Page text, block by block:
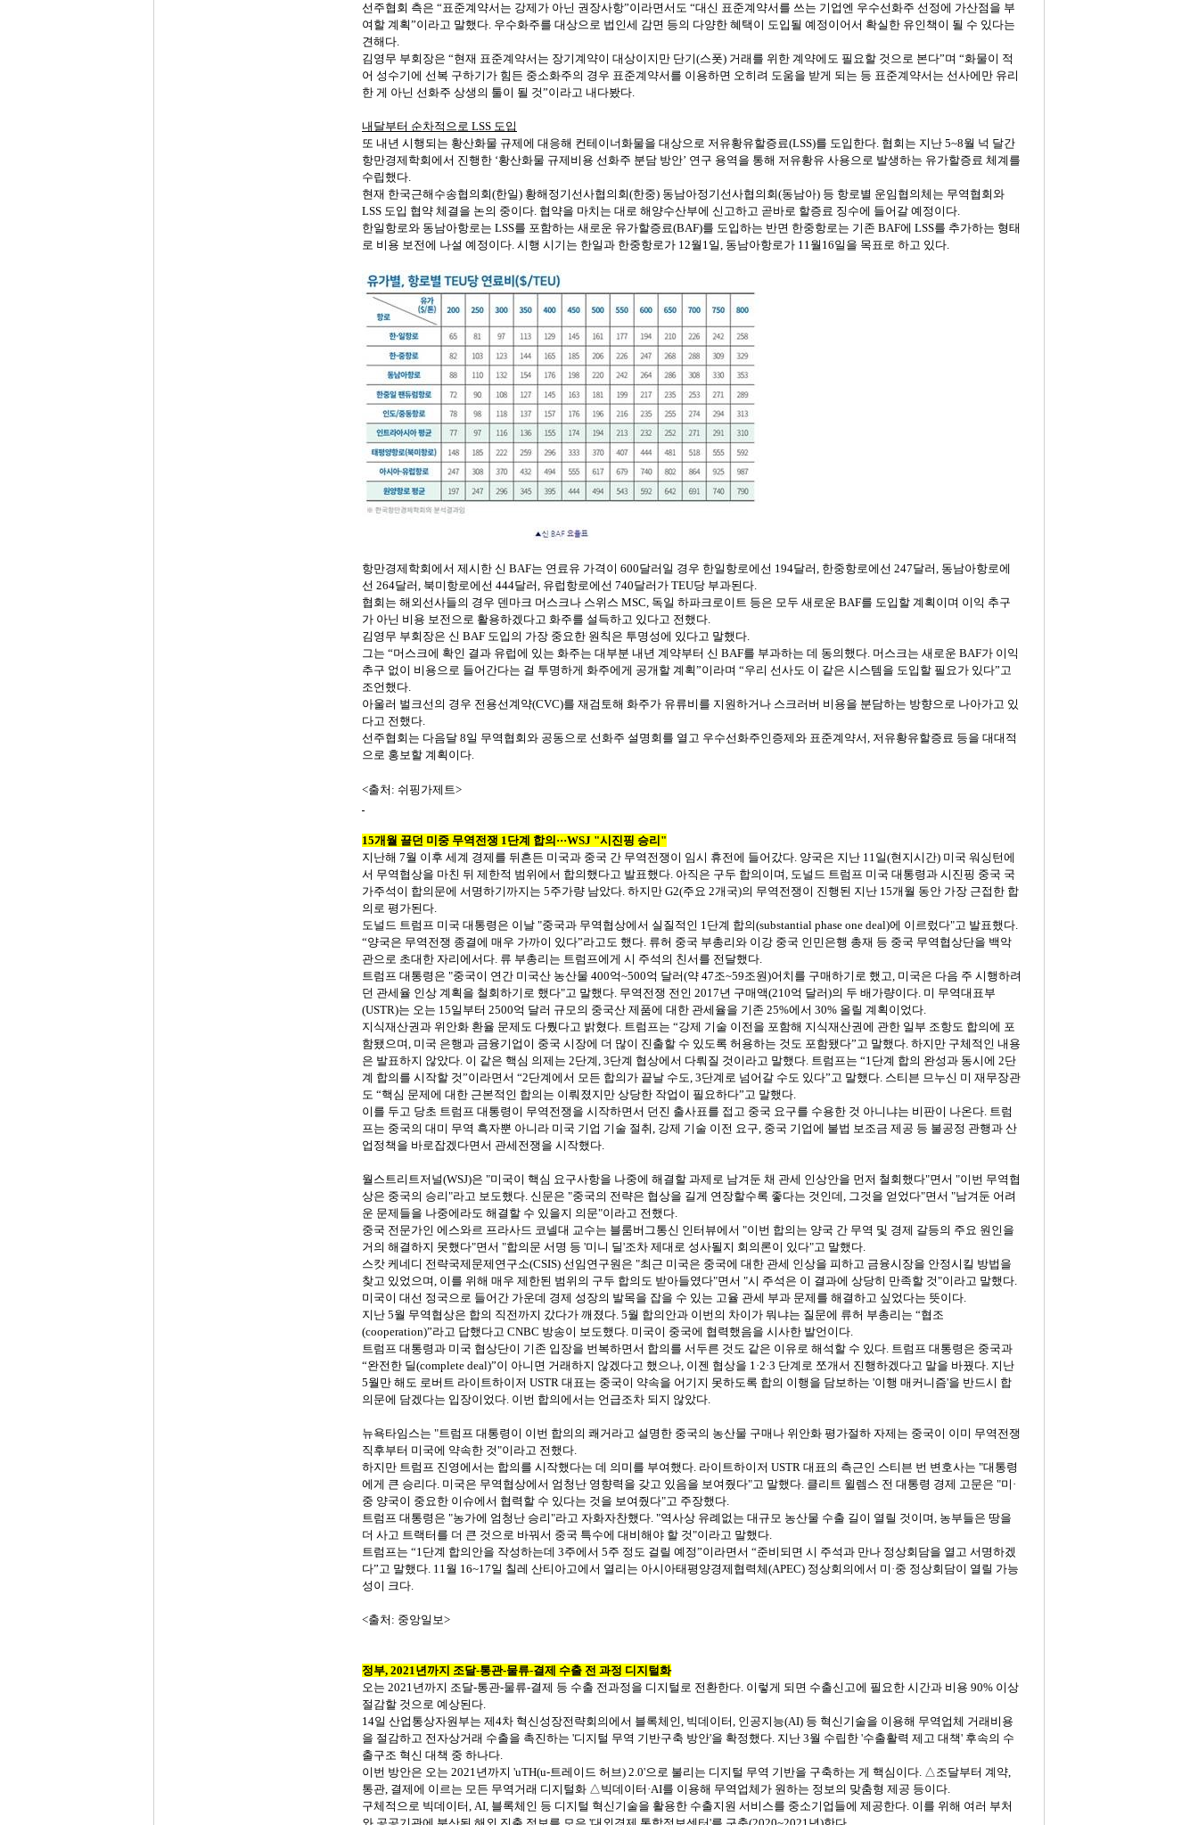
선주협회 측은 “표준계약서는 강제가 아닌 권장사항”이라면서도 “대신 표준계약서를 쓰는 기업엔 우수선화주 선정에 가산점을 부
여할 계획”이라고 말했다. 우수화주를 대상으로 법인세 감면 등의 다양한 혜택이 도입될 예정이어서 확실한 유인책이 될 수 있다는
견해다.
김영무 부회장은 “현재 표준계약서는 장기계약이 대상이지만 단기(스폿) 거래를 위한 계약에도 필요할 것으로 본다”며 “화물이 적
어 성수기에 선복 구하기가 힘든 중소화주의 경우 표준계약서를 이용하면 오히려 도움을 받게 되는 등 표준계약서는 선사에만 유리
한 게 아닌 선화주 상생의 툴이 될 것”이라고 내다봤다.
내달부터 순차적으로 LSS 도입
또 내년 시행되는 황산화물 규제에 대응해 컨테이너화물을 대상으로 저유황유할증료(LSS)를 도입한다. 협회는 지난 5~8월 넉 달간
항만경제학회에서 진행한 ‘황산화물 규제비용 선화주 분담 방안’ 연구 용역을 통해 저유황유 사용으로 발생하는 유가할증료 체계를
수립했다.
현재 한국근해수송협의회(한일) 황해정기선사협의회(한중) 동남아정기선사협의회(동남아) 등 항로별 운임협의체는 무역협회와
LSS 도입 협약 체결을 논의 중이다. 협약을 마치는 대로 해양수산부에 신고하고 곧바로 할증료 징수에 들어갈 예정이다.
한일항로와 동남아항로는 LSS를 포함하는 새로운 유가할증료(BAF)를 도입하는 반면 한중항로는 기존 BAF에 LSS를 추가하는 형태
로 비용 보전에 나설 예정이다. 시행 시기는 한일과 한중항로가 12월 1일, 동남아항로가 11월 16일을 목표로 하고 있다.
항만경제학회에서 제시한 신 BAF는 연료유 가격이 600달러일 경우 한일항로에선 194달러, 한중항로에선 247달러, 동남아항로에
선 264달러, 북미항로에선 444달러, 유럽항로에선 740달러가 TEU당 부과된다.
협회는 해외선사들의 경우 덴마크 머스크나 스위스 MSC, 독일 하파크로이트 등은 모두 새로운 BAF를 도입할 계획이며 이익 추구
가 아닌 비용 보전으로 활용하겠다고 화주를 설득하고 있다고 전했다.
김영무 부회장은 신 BAF 도입의 가장 중요한 원칙은 투명성에 있다고 말했다.
그는 “머스크에 확인 결과 유럽에 있는 화주는 대부분 내년 계약부터 신 BAF를 부과하는 데 동의했다. 머스크는 새로운 BAF가 이익
추구 없이 비용으로 들어간다는 걸 투명하게 화주에게 공개할 계획”이라며 “우리 선사도 이 같은 시스템을 도입할 필요가 있다”고
조언했다.
아울러 벌크선의 경우 전용선계약(CVC)를 재검토해 화주가 유류비를 지원하거나 스크러버 비용을 분담하는 방향으로 나아가고 있
다고 전했다.
선주협회는 다음달 8일 무역협회와 공동으로 선화주 설명회를 열고 우수선화주인증제와 표준계약서, 저유황유할증료 등을 대대적
으로 홍보할 계획이다.
<출처 : 쉬핑가제트>
15개월 끌던 미중 무역전쟁 1단계 합의 ···WSJ "시진핑 승리 "
지난해 7월 이후 세계 경제를 뒤흔든 미국과 중국 간 무역전쟁이 임시 휴전에 들어갔다. 양국은 지난 11일(현지시간) 미국 워싱턴에
서 무역협상을 마친 뒤 제한적 범위에서 합의했다고 발표했다. 아직은 구두 합의이며, 도널드 트럼프 미국 대통령과 시진핑 중국 국
가주석이 합의문에 서명하기까지는 5주가량 남았다. 하지만 G2(주요 2개국)의 무역전쟁이 진행된 지난 15개월 동안 가장 근접한 합
의로 평가된다.
도널드 트럼프 미국 대통령은 이날 "중국과 무역협상에서 실질적인 1단계 합의(substantial phase one deal)에 이르렀다"고 발표했다.
“양국은 무역전쟁 종결에 매우 가까이 있다”라고도 했다. 류허 중국 부총리와 이강 중국 인민은행 총재 등 중국 무역협상단을 백악
관으로 초대한 자리에서다. 류 부총리는 트럼프에게 시 주석의 친서를 전달했다.
트럼프 대통령은 "중국이 연간 미국산 농산물 400억~500억 달러(약 47조~59조원)어치를 구매하기로 했고, 미국은 다음 주 시행하려
던 관세율 인상 계획을 철회하기로 했다"고 말했다. 무역전쟁 전인 2017년 구매액(210억 달러)의 두 배가량이다. 미 무역대표부
(USTR)는 오는 15일부터 2500억 달러 규모의 중국산 제품에 대한 관세율을 기존 25%에서 30% 올릴 계획이었다.
지식재산권과 위안화 환율 문제도 다뤘다고 밝혔다. 트럼프는 “강제 기술 이전을 포함해 지식재산권에 관한 일부 조항도 합의에 포
함됐으며, 미국 은행과 금융기업이 중국 시장에 더 많이 진출할 수 있도록 허용하는 것도 포함됐다”고 말했다. 하지만 구체적인 내용
은 발표하지 않았다. 이 같은 핵심 의제는 2단계, 3단계 협상에서 다뤄질 것이라고 말했다. 트럼프는 “1단계 합의 완성과 동시에 2단
계 합의를 시작할 것”이라면서 “2단계에서 모든 합의가 끝날 수도, 3단계로 넘어갈 수도 있다”고 말했다. 스티븐 므누신 미 재무장관
도 “핵심 문제에 대한 근본적인 합의는 이뤄졌지만 상당한 작업이 필요하다”고 말했다.
이를 두고 당초 트럼프 대통령이 무역전쟁을 시작하면서 던진 출사표를 접고 중국 요구를 수용한 것 아니냐는 비판이 나온다. 트럼
프는 중국의 대미 무역 흑자뿐 아니라 미국 기업 기술 절취, 강제 기술 이전 요구, 중국 기업에 불법 보조금 제공 등 불공정 관행과 산
업정책을 바로잡겠다면서 관세전쟁을 시작했다.
월스트리트저널(WSJ)은 "미국이 핵심 요구사항을 나중에 해결할 과제로 남겨둔 채 관세 인상안을 먼저 철회했다"면서 "이번 무역협
상은 중국의 승리"라고 보도했다. 신문은 "중국의 전략은 협상을 길게 연장할수록 좋다는 것인데, 그것을 얻었다"면서 "남겨둔 어려
운 문제들을 나중에라도 해결할 수 있을지 의문"이라고 전했다.
중국 전문가인 에스와르 프라사드 코넬대 교수는 블룸버그통신 인터뷰에서 "이번 합의는 양국 간 무역 및 경제 갈등의 주요 원인을
거의 해결하지 못했다"면서 "합의문 서명 등 '미니 딜'조차 제대로 성사될지 회의론이 있다"고 말했다.
스캇 케네디 전략국제문제연구소(CSIS) 선임연구원은 "최근 미국은 중국에 대한 관세 인상을 피하고 금융시장을 안정시킬 방법을
찾고 있었으며, 이를 위해 매우 제한된 범위의 구두 합의도 받아들였다"면서 "시 주석은 이 결과에 상당히 만족할 것"이라고 말했다.
미국이 대선 정국으로 들어간 가운데 경제 성장의 발목을 잡을 수 있는 고율 관세 부과 문제를 해결하고 싶었다는 뜻이다.
지난 5월 무역협상은 합의 직전까지 갔다가 깨졌다. 5월 합의안과 이번의 차이가 뭐냐는 질문에 류허 부총리는 “협조
(cooperation)”라고 답했다고 CNBC 방송이 보도했다. 미국이 중국에 협력했음을 시사한 발언이다.
트럼프 대통령과 미국 협상단이 기존 입장을 번복하면서 합의를 서두른 것도 같은 이유로 해석할 수 있다. 트럼프 대통령은 중국과
“완전한 딜(complete deal)”이 아니면 거래하지 않겠다고 했으나, 이젠 협상을 1·2·3 단계로 쪼개서 진행하겠다고 말을 바꿨다. 지난
5월만 해도 로버트 라이트하이저 USTR 대표는 중국이 약속을 어기지 못하도록 합의 이행을 담보하는 '이행 매커니즘'을 반드시 합
의문에 담겠다는 입장이었다. 이번 합의에서는 언급조차 되지 않았다.
뉴욕타임스는 "트럼프 대통령이 이번 합의의 쾌거라고 설명한 중국의 농산물 구매나 위안화 평가절하 자제는 중국이 이미 무역전쟁
직후부터 미국에 약속한 것"이라고 전했다.
하지만 트럼프 진영에서는 합의를 시작했다는 데 의미를 부여했다. 라이트하이저 USTR 대표의 측근인 스티븐 번 변호사는 "대통령
에게 큰 승리다. 미국은 무역협상에서 엄청난 영향력을 갖고 있음을 보여줬다"고 말했다. 클리트 윌렘스 전 대통령 경제 고문은 "미·
중 양국이 중요한 이슈에서 협력할 수 있다는 것을 보여줬다"고 주장했다.
트럼프 대통령은 "농가에 엄청난 승리"라고 자화자찬했다. "역사상 유례없는 대규모 농산물 수출 길이 열릴 것이며, 농부들은 땅을
더 사고 트랙터를 더 큰 것으로 바꿔서 중국 특수에 대비해야 할 것"이라고 말했다.
트럼프는 “1단계 합의안을 작성하는데 3주에서 5주 정도 걸릴 예정”이라면서 “준비되면 시 주석과 만나 정상회담을 열고 서명하겠
다”고 말했다. 11월 16~17일 칠레 산티아고에서 열리는 아시아태평양경제협력체(APEC) 정상회의에서 미·중 정상회담이 열릴 가능
성이 크다.
<출처 : 중앙일보>
정부, 2021년까지 조달-통관-물류-결제 수출 전 과정 디지털화
오는 2021년까지 조달-통관-물류-결제 등 수출 전과정을 디지털로 전환한다. 이렇게 되면 수출신고에 필요한 시간과 비용 90% 이상
절감할 것으로 예상된다.
14일 산업통상자원부는 제4차 혁신성장전략회의에서 블록체인, 빅데이터, 인공지능(AI) 등 혁신기술을 이용해 무역업체 거래비용
을 절감하고 전자상거래 수출을 촉진하는 '디지털 무역 기반구축 방안'을 확정했다. 지난 3월 수립한 '수출활력 제고 대책' 후속의 수
출구조 혁신 대책 중 하나다.
이번 방안은 오는 2021년까지 'uTH(u-트레이드 허브) 2.0'으로 불리는 디지털 무역 기반을 구축하는 게 핵심이다. △조달부터 계약,
통관, 결제에 이르는 모든 무역거래 디지털화 △빅데이터·AI를 이용해 무역업체가 원하는 정보의 맞춤형 제공 등이다.
구체적으로 빅데이터, AI, 블록체인 등 디지털 혁신기술을 활용한 수출지원 서비스를 중소기업들에 제공한다. 이를 위해 여러 부처